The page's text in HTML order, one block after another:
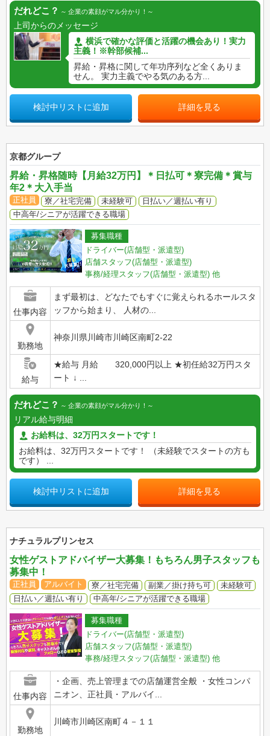
だれどこ？ 企業の素顔がマル分かり！
上司からのメッセージ
横浜で確かな評価と活躍の機会あり！実力
主義！※幹部候補...
昇給・昇格に関して年功序列など全くありま
せん。 実力主義でやる気のある方...
検討中リストに追加 詳細を見る
京都グループ
昇給・昇格随時【月給32万円】＊日払可＊寮完備＊賞与
年2＊大入手当
正社員 寮／社宅完備 未経験可
日払い／週払い有り
中高年/シニアが活躍できる職場
募集職種
ドライバー(店舗型・派遣型)
店舗スタッフ(店舗型・派遣型)
事務/経理スタッフ(店舗型・派遣型) 他
仕事内容
まず最初は、どなたでもすぐに覚えられるホールスタ
ッフから始まり、 人材の...
勤務地
神奈川県川崎市川崎区南町2-22
給与
★給与 月給 320,000円以上 ★初任給32万円スタ
ート ↓ ...
だれどこ？ 企業の素顔がマル分かり！
リアル給与明細
お給料は、32万円スタートです！
お給料は、32万円スタートです！ （未経験でスタートの方も
です） ...
検討中リストに追加 詳細を見る
ナチュラルプリンセス
女性ゲストアドバイザー大募集！もちろん男子スタッフも
募集中！
正社員 アルバイト 寮／社宅完備 副業／掛け持ち可
未経験可
日払い／週払い有り
中高年/シニアが活躍できる職場
募集職種
ドライバー(店舗型・派遣型)
店舗スタッフ(店舗型・派遣型)
事務/経理スタッフ(店舗型・派遣型) 他
仕事内容
・企画、売上管理までの店舗運営全般 ・女性コンパ
ニオン、正社員・アルバイ...
勤務地
川崎市川崎区南町４－１１